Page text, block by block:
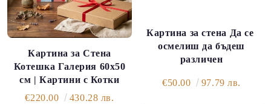
Картина за Стена
Котешка Галерия 60х50
см | Картини с Котки
€220.00
430.28 лв.
Картина за стена Да се ​​
осмелиш да бъдеш
различен
€50.00 97.79 лв.